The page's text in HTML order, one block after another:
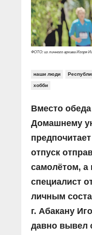
ФОТО: из личного архива Игоря
наши люди
хобби
Вместо
Домашнему
отпуск
самолётом,
специалист
личным
г. Абакану
давно вывел